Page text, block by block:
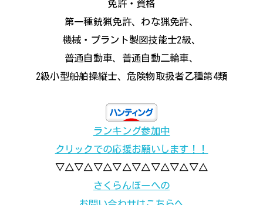
免許・資格
第一種銃猟免許、わな猟免許、
機械・プラント製図技能士2級、
普通自動車、普通自動二輪車、
2級小型船舶操縦士、危険物取扱者乙種第4類
ランキング参加中
クリックでの応援お願いします！！
▽△▽△▽△▽△▽△▽△▽△▽△
さくらんぼーへの